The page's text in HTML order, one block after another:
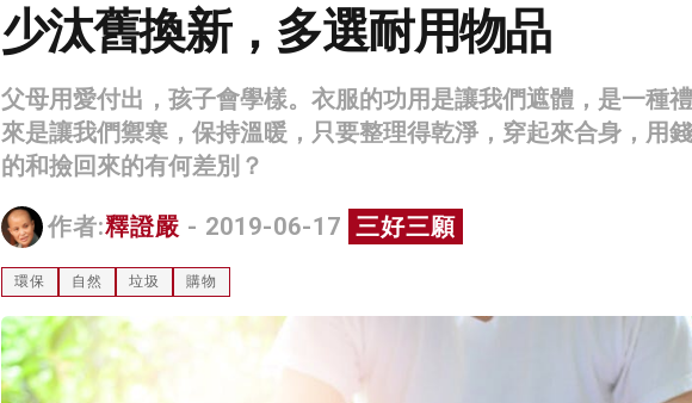
少汰舊換新，多選耐用物品
父母用愛付出，孩子會學樣。衣服的功用是讓我們遮體，是一種
來是讓我們禦寒，保持溫暖，只要整理得乾淨，穿起來合身，用
的和撿回來的有何差別？
作者:釋證嚴 - 2019-06-17 三好三願
環保 自然 垃圾 購物